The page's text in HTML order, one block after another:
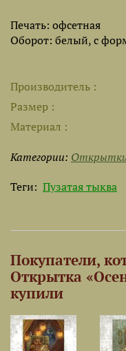
Печать: офсетная
Оборот: белый, с
Производитель
Размер
Материал
Категории:
Теги: Пузатая тыква
Покупатели,
Открытка
купили